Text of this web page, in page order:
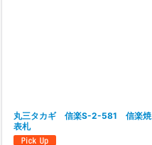
丸三タカギ 信楽S-2-581 信楽焼
表札